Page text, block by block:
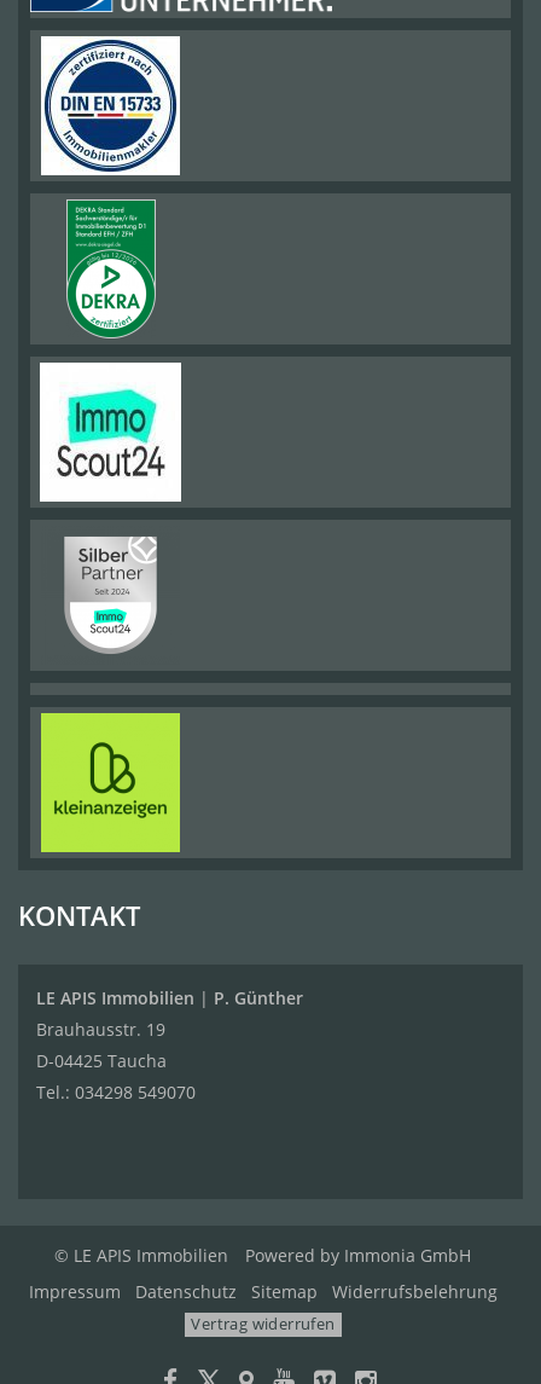
KONTAKT
LE APIS Immobilien | P. Günther
Brauhausstr. 19
D-04425 Taucha
Tel.: 034298 549070
© LE APIS Immobilien Powered by Immonia GmbH
Impressum
Datenschutz Sitemap Widerrufsbelehrung
Vertrag widerrufen